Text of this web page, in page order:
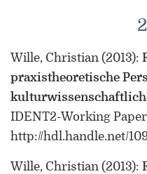
Wille, Christian (2013):
praxistheoretische
IDENT2-Working
http://hdl.handle.net/
Wille, Christian (2013):